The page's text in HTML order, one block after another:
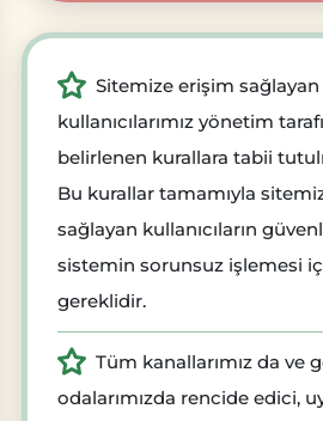
Sitemize erişim sağlayan
kullanıcılarımız yönetim
belirlenen kurallara tabii
Bu kurallar tamamıyla
sağlayan kullanıcıların
sistemin sorunsuz işlemesi
gereklidir.
Tüm kanallarımız da ve
odalarımızda rencide edici,